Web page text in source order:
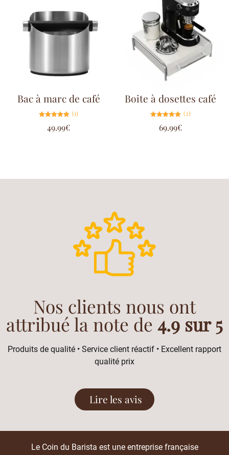
Bac à marc de café
5.00
sur 5
(1)
49.99€
Boite à dosettes café
5.00
sur 5
(2)
69.99€
Nos clients nous ont
attribué la note de 4.9 sur 5
Produits de qualité • Service client réactif • Excellent rapport
qualité prix
Lire les avis
Le Coin du Barista est une entreprise française